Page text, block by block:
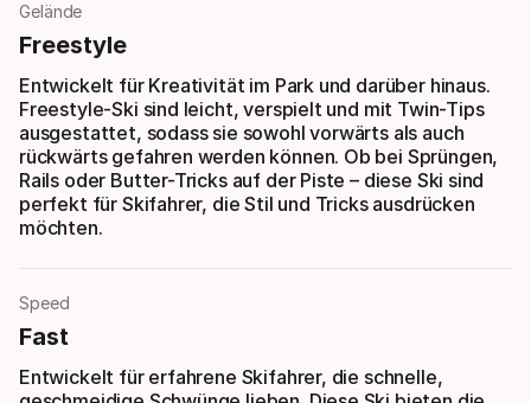
Gelände
Freestyle
Entwickelt für Kreativität im Park und darüber hinaus.
Freestyle-Ski sind leicht, verspielt und mit Twin-Tips
ausgestattet, sodass sie sowohl vorwärts als auch
rückwärts gefahren werden können. Ob bei Sprüngen,
Rails oder Butter-Tricks auf der Piste – diese Ski sind
perfekt für Skifahrer, die Stil und Tricks ausdrücken
möchten.
Speed
Fast
Entwickelt für erfahrene Skifahrer, die schnelle,